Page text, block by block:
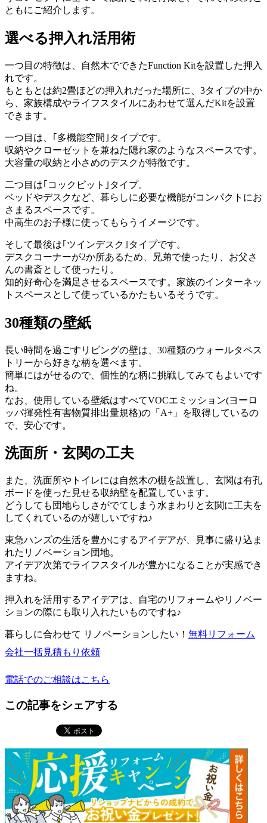
ともにご紹介します。
選べる押入れ活用術
一つ目の特徴は、自然木でできたFunction Kitを設置した押入
れです。
もともとは約2畳ほどの押入れだった場所に、3タイプの中か
ら、家族構成やライフスタイルにあわせて選んだKitを設置
できます。
一つ目は、｢多機能空間｣タイプです。
収納やクローゼットを兼ねた隠れ家のようなスペースです。
大容量の収納と小さめのデスクが特徴です。
二つ目は｢コックピット｣タイプ。
ベッドやデスクなど、暮らしに必要な機能がコンパクトにお
さまるスペースです。
中高生のお子様に使ってもらうイメージです。
そして最後は｢ツインデスク｣タイプです。
デスクコーナーが2か所あるため、兄弟で使ったり、お父さ
んの書斎として使ったり。
知的好奇心を満足させるスペースです。家族のインターネッ
トスペースとして使っているかたもいるそうです。
30種類の壁紙
長い時間を過ごすリビングの壁は、30種類のウォールタペス
トリーから好きな柄を選べます。
簡単にはがせるので、個性的な柄に挑戦してみてもよいです
ね。
なお、使用している壁紙はすべてVOCエミッション(ヨーロ
ッパ揮発性有害物質排出量規格)の「A+」を取得しているの
で、安心です。
洗面所・玄関の工夫
また、洗面所やトイレには自然木の棚を設置し、玄関は有孔
ボードを使った見せる収納壁を配置しています。
どうしても団地らしさがでてしまう水まわりと玄関に工夫を
してくれているのが嬉しいですね♪
東急ハンズの生活を豊かにするアイデアが、見事に盛り込ま
れたリノベーション団地。
アイデア次第でライフスタイルが豊かになることが実感でき
ますね。
押入れを活用するアイデアは、自宅のリフォームやリノベー
ションの際にも取り入れたいものですね♪
暮らしに合わせて リノベーションしたい！ 無料リフォーム
会社一括見積もり依頼
電話でのご相談はこちら
この記事をシェアする